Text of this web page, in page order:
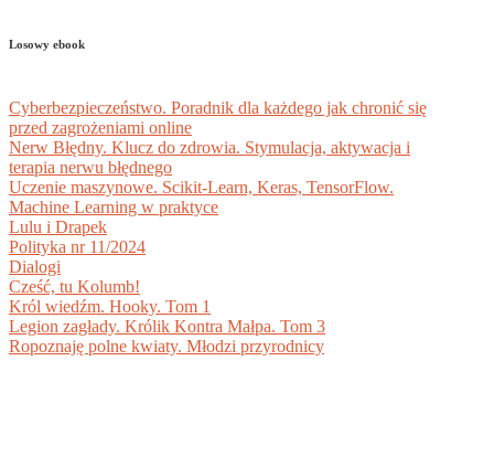
Losowy ebook
Cyberbezpieczeństwo. Poradnik dla każdego jak chronić się
przed zagrożeniami online
Nerw Błędny. Klucz do zdrowia. Stymulacja, aktywacja i
terapia nerwu błędnego
Uczenie maszynowe. Scikit-Learn, Keras, TensorFlow.
Machine Learning w praktyce
Lulu i Drapek
Polityka nr 11/2024
Dialogi
Cześć, tu Kolumb!
Król wiedźm. Hooky. Tom 1
Legion zagłady. Królik Kontra Małpa. Tom 3
Ropoznaję polne kwiaty. Młodzi przyrodnicy